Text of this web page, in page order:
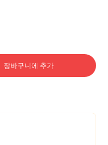
장바구니에 추가